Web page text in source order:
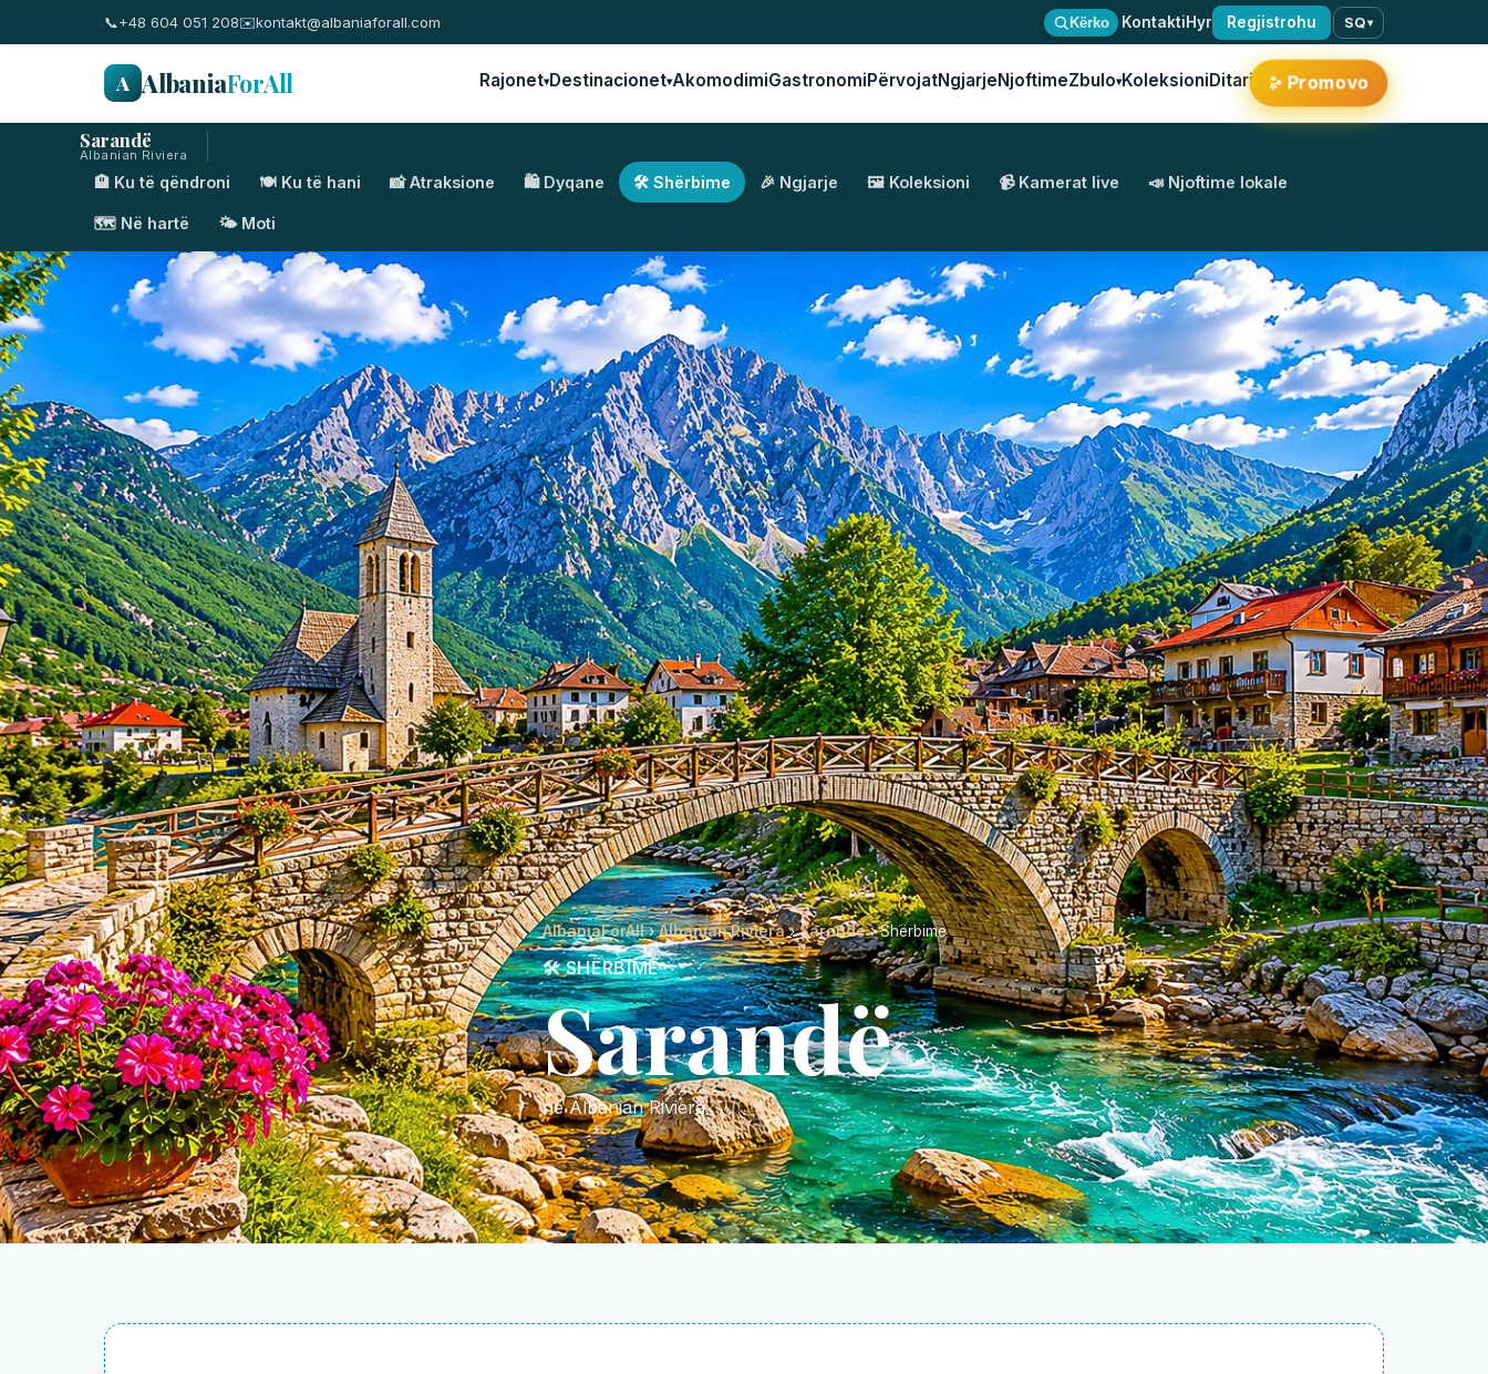
📞+48 604 051 208✉️kontakt@albaniaforall.com Kërko ·KontaktiHyr Regjistrohu SQ▾
A AlbaniaForAll Rajonet▾Destinacionet▾AkomodimiGastronomiPërvojatNgjarjeNjoftimeZbulo▾KoleksioniDitari ✨Promovo
Sarandë
Albanian Riviera
🏨 Ku të qëndroni 🍽️ Ku të hani 📸 Atraksione 🛍️ Dyqane 🛠️ Shërbime 🎉 Ngjarje 🖼️ Koleksioni 📹 Kamerat live 📣 Njoftime lokale
🗺️ Në hartë 🌤️ Moti
AlbaniaForAll›Albanian Riviera›Sarandë› Shërbime
🛠️ SHËRBIME
Sarandë
në Albanian Riviera